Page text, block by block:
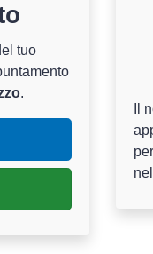
tuo
.
Il